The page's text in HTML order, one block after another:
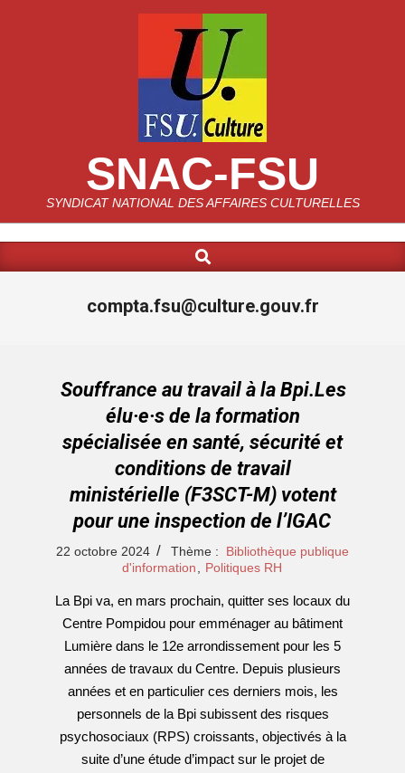
SNAC-FSU
SYNDICAT NATIONAL DES AFFAIRES CULTURELLES
Navigation
Search
compta.fsu@culture.gouv.fr
Souffrance au travail à la Bpi.Les
élu·e·s de la formation
spécialisée en santé, sécurité et
conditions de travail
ministérielle (F3SCT-M) votent
pour une inspection de l’IGAC
2024-
22 octobre 2024 Thème :
Bibliothèque publique
d'information
Politiques RH
La Bpi va, en mars prochain, quitter ses locaux du
Centre Pompidou pour emménager au bâtiment
Lumière dans le 12e arrondissement pour les 5
années de travaux du Centre. Depuis plusieurs
années et en particulier ces derniers mois, les
personnels de la Bpi subissent des risques
psychosociaux (RPS) croissants, objectivés à la
suite d’une étude d’impact sur le projet de